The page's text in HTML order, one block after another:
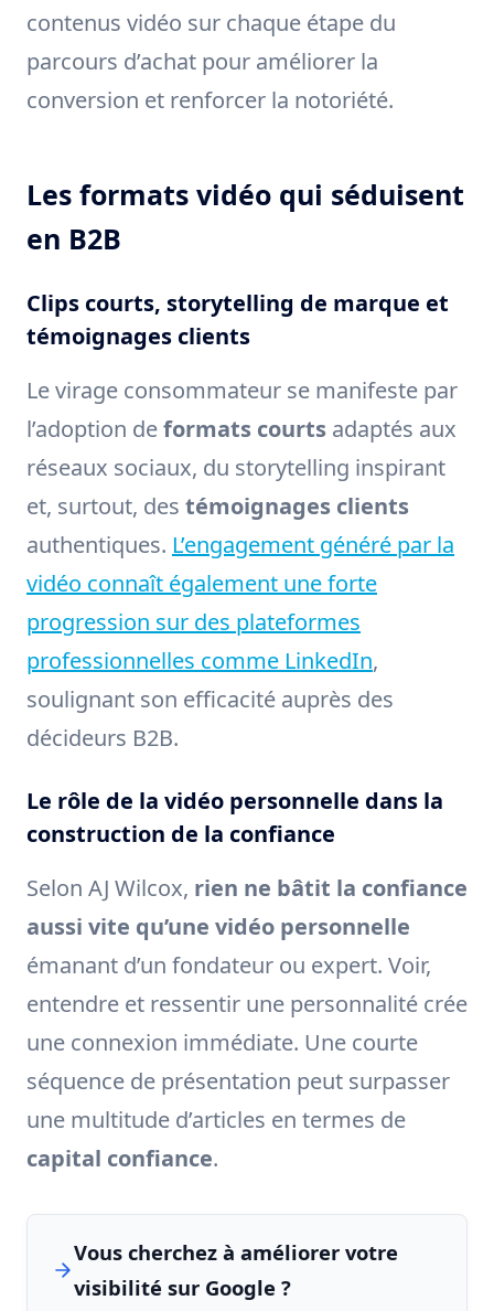
contenus vidéo sur chaque étape du
parcours d’achat pour améliorer la
conversion et renforcer la notoriété.
Les formats vidéo qui séduisent
en B2B
Clips courts, storytelling de marque et
témoignages clients
Le virage consommateur se manifeste par
l’adoption deformats courts adaptés aux
réseaux sociaux, du storytelling inspirant
et, surtout, des témoignages clients
authentiques. L’engagement généré par la
vidéo connaît également une forte
progression sur des plateformes
professionnelles comme LinkedIn,
soulignant son efficacité auprès des
décideurs B2B.
Le rôle de la vidéo personnelle dans la
construction de la confiance
Selon AJ Wilcox, rien ne bâtit la confiance
aussi vite qu’une vidéo personnelle
émanant d’un fondateur ou expert. Voir,
entendre et ressentir une personnalité crée
une connexion immédiate. Une courte
séquence de présentation peut surpasser
une multitude d’articles en termes de
capital confiance.
Vous cherchez à améliorer votre
visibilité sur Google ?